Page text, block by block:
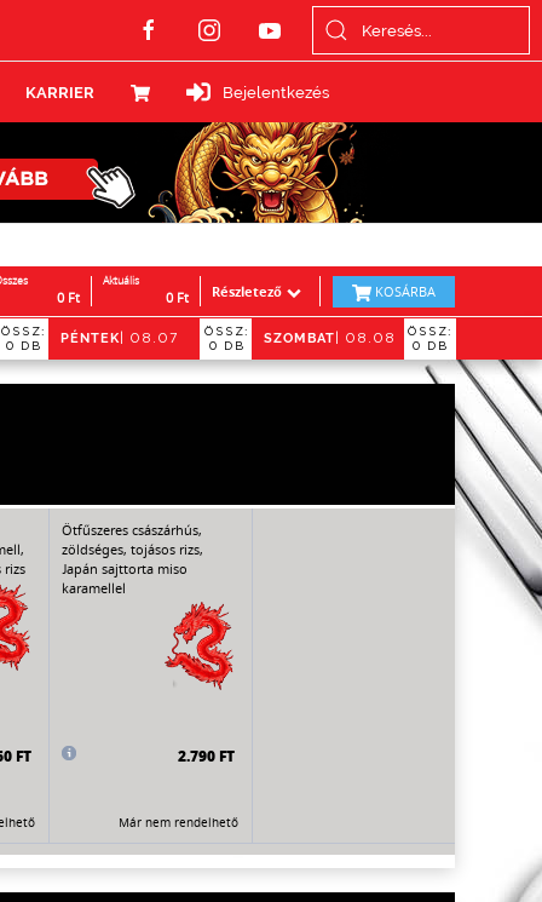
KARRIER Bejelentkezés
Ft
0
Aktuális
Ft
0 Részletező KOSÁRBA
ÖSSZ:
0 DB
PÉNTEK | 08.07
ÖSSZ:
0 DB
SZOMBAT | 08.08
ÖSSZ:
0 DB
rizs
FT
Ötfűszeres császárhús,
zöldséges, tojásos rizs,
Japán sajttorta miso
karamellel
2.790 FT
Már nem rendelhető